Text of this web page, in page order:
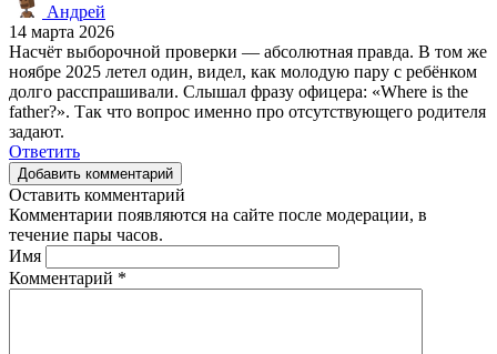
Андрей
14 марта 2026
Насчёт выборочной проверки — абсолютная правда. В том же
ноябре 2025 летел один, видел, как молодую пару с ребёнком
долго расспрашивали. Слышал фразу офицера: «Where is the
father?». Так что вопрос именно про отсутствующего родителя
задают.
Ответить
Добавить комментарий
Оставить комментарий
Комментарии появляются на сайте после модерации, в
течение пары часов.
Имя
Комментарий *